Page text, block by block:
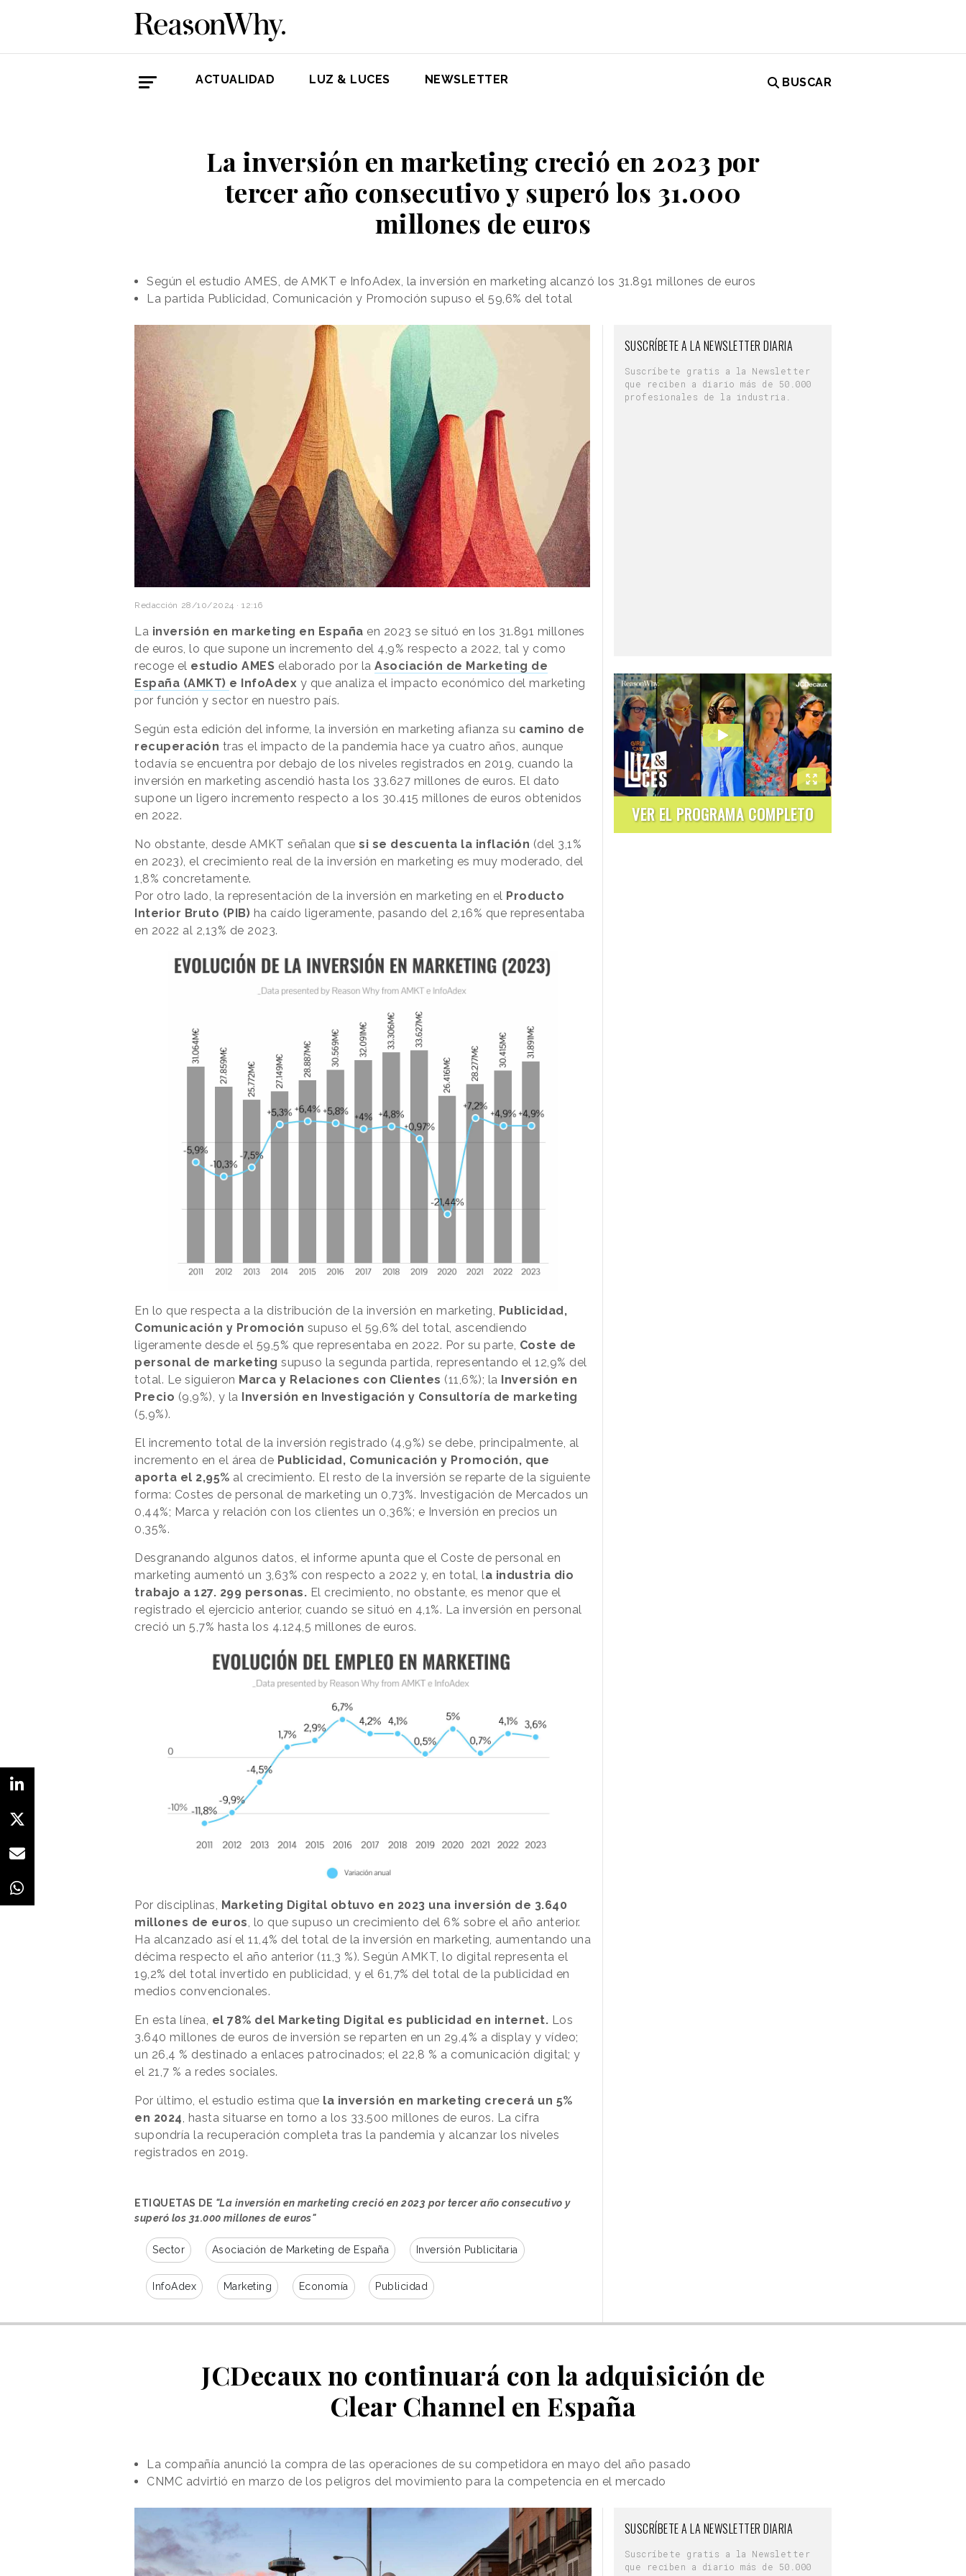
ACTUALIDAD LUZ & LUCES NEWSLETTER BUSCAR
La inversión en marketing creció en 2023 por
tercer año consecutivo y superó los 31.000
millones de euros
Según el estudio AMES, de AMKT e InfoAdex, la inversión en marketing alcanzó los 31.891 millones de euros
La partida Publicidad, Comunicación y Promoción supuso el 59,6% del total
Redacción 28/10/2024 · 12:16
La inversión en marketing en España en 2023 se situó en los 31.891 millones
de euros, lo que supone un incremento del 4,9% respecto a 2022, tal y como
recoge el estudio AMES elaborado por la Asociación de Marketing de
España (AMKT) e InfoAdex y que analiza el impacto económico del marketing
por función y sector en nuestro país.
Según esta edición del informe, la inversión en marketing afianza su camino de
recuperación tras el impacto de la pandemia hace ya cuatro años, aunque
todavía se encuentra por debajo de los niveles registrados en 2019, cuando la
inversión en marketing ascendió hasta los 33.627 millones de euros. El dato
supone un ligero incremento respecto a los 30.415 millones de euros obtenidos
en 2022.
No obstante, desde AMKT señalan que si se descuenta la inflación (del 3,1%
en 2023), el crecimiento real de la inversión en marketing es muy moderado, del
1,8% concretamente.
Por otro lado, la representación de la inversión en marketing en el Producto
Interior Bruto (PIB) ha caído ligeramente, pasando del 2,16% que representaba
en 2022 al 2,13% de 2023.
En lo que respecta a la distribución de la inversión en marketing, Publicidad,
Comunicación y Promoción supuso el 59,6% del total, ascendiendo
ligeramente desde el 59,5% que representaba en 2022. Por su parte, Coste de
personal de marketing supuso la segunda partida, representando el 12,9% del
total. Le siguieron Marca y Relaciones con Clientes (11,6%); la Inversión en
Precio (9,9%), y la Inversión en Investigación y Consultoría de marketing
(5,9%).
El incremento total de la inversión registrado (4,9%) se debe, principalmente, al
incremento en el área de Publicidad, Comunicación y Promoción, que
aporta el 2,95% al crecimiento. El resto de la inversión se reparte de la siguiente
forma: Costes de personal de marketing un 0,73%. Investigación de Mercados un
0,44%; Marca y relación con los clientes un 0,36%; e Inversión en precios un
0,35%.
Desgranando algunos datos, el informe apunta que el Coste de personal en
marketing aumentó un 3,63% con respecto a 2022 y, en total, l a industria dio
trabajo a 127. 299 personas. El crecimiento, no obstante, es menor que el
registrado el ejercicio anterior, cuando se situó en 4,1%. La inversión en personal
creció un 5,7% hasta los 4.124,5 millones de euros.
Por disciplinas, Marketing Digital obtuvo en 2023 una inversión de 3.640
millones de euros , lo que supuso un crecimiento del 6% sobre el año anterior.
Ha alcanzado así el 11,4% del total de la inversión en marketing, aumentando una
décima respecto el año anterior (11,3 %). Según AMKT, lo digital representa el
19,2% del total invertido en publicidad, y el 61,7% del total de la publicidad en
medios convencionales.
En esta línea, el 78% del Marketing Digital es publicidad en internet. Los
3.640 millones de euros de inversión se reparten en un 29,4% a display y vídeo;
un 26,4 % destinado a enlaces patrocinados; el 22,8 % a comunicación digital; y
el 21,7 % a redes sociales.
Por último, el estudio estima que la inversión en marketing crecerá un 5%
en 2024 , hasta situarse en torno a los 33.500 millones de euros. La cifra
supondría la recuperación completa tras la pandemia y alcanzar los niveles
registrados en 2019.
ETIQUETAS DE "La inversión en marketing creció en 2023 por tercer año consecutivo y
superó los 31.000 millones de euros"
Sector Asociación de Marketing de España Inversión Publicitaria
InfoAdex Marketing Economía Publicidad
SUSCRÍBETE A LA NEWSLETTER DIARIA
Suscríbete gratis a la Newsletter
que reciben a diario más de 50.000
profesionales de la industria.
VER EL PROGRAMA COMPLETO
JCDecaux no continuará con la adquisición de
Clear Channel en España
La compañía anunció la compra de las operaciones de su competidora en mayo del año pasado
CNMC advirtió en marzo de los peligros del movimiento para la competencia en el mercado
SUSCRÍBETE A LA NEWSLETTER DIARIA
Suscríbete gratis a la Newsletter
que reciben a diario más de 50.000